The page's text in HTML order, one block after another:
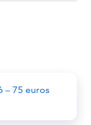
– 75 euros